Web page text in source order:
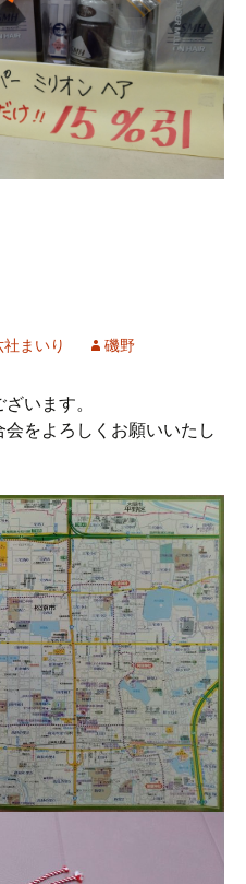
まいり 磯野
います。
をよろしくお願いいたし